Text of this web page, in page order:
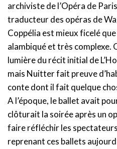
archiviste de l’Opéra de
traducteur des opéras de
Coppélia est mieux ficelé
alambiqué et très complexe.
lumière du récit initial de
mais Nuitter fait preuve
conte dont il fait quelque
A l’époque, le ballet avait
clôturait la soirée après un
faire réfléchir les spectateurs.
reprenant ces ballets